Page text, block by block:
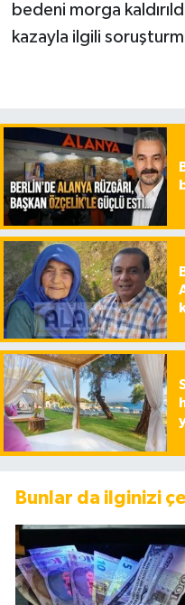
bedeni morga
kazayla ilgili
Bunlar da ilginizi